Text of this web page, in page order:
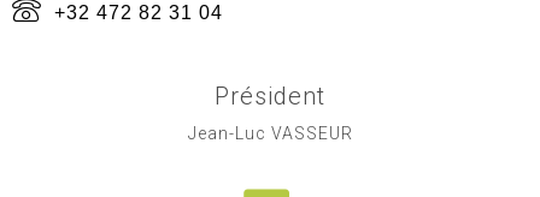
+32 472 82 31 04
Président
Jean-Luc VASSEUR